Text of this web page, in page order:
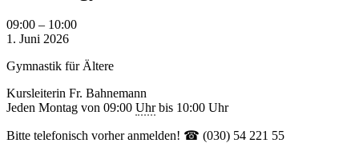
Seniorengymnastik
09:00 – 10:00
1. Juni 2026
Gymnastik für Ältere
Kursleiterin Fr. Bahnemann
Jeden Montag von 09:00 Uhrbis 10:00 Uhr
Bitte telefonisch vorher anmelden! ☎ (030) 54 221 55